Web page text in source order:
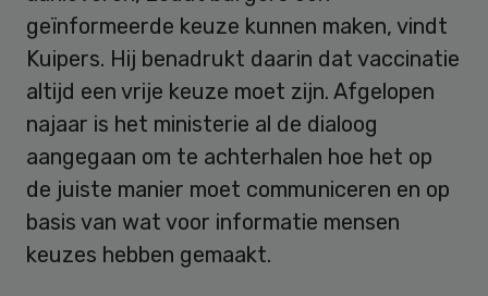
geïnformeerde keuze kunnen maken, vindt
Kuipers. Hij benadrukt daarin dat vaccinatie
altijd een vrije keuze moet zijn. Afgelopen
najaar is het ministerie al de dialoog
aangegaan om te achterhalen hoe het op
de juiste manier moet communiceren en op
basis van wat voor informatie mensen
keuzes hebben gemaakt.